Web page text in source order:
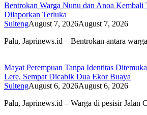
Bentrokan Warga Nunu dan Anoa Kembali
Dilaporkan Terluka
SultengAugust 7, 2026August 7, 2026
Palu, Japrinews.id – Bentrokan antara
Mayat Perempuan Tanpa Identitas
Lere, Sempat Dicabik Dua Ekor Buaya
SultengAugust 6, 2026August 6, 2026
Palu, Japrinews.id – Warga di pesisir